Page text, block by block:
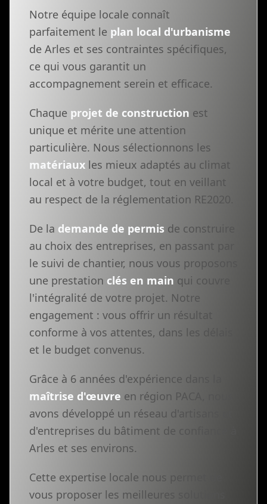
Notre équipe locale connaît
parfaitement le plan local d'urbanisme
de Arles et ses contraintes spécifiques,
ce qui vous garantit un
accompagnement serein et efficace.
Chaque projet de construction est
unique et mérite une attention
particulière. Nous sélectionnons les
matériaux les mieux adaptés au climat
local et à votre budget, tout en veillant
au respect de la réglementation RE2020.
De la demande de permis de construire
au choix des entreprises, en passant par
le suivi de chantier, nous vous proposons
une prestation clés en main qui couvre
l'intégralité de votre projet. Notre
engagement : vous offrir un résultat
conforme à vos attentes, dans les délais
et le budget convenus.
Grâce à 6 années d'expérience dans la
maîtrise d'œuvre en région PACA, nous
avons développé un réseau d'artisans et
d'entreprises du bâtiment de confiance à
Arles et ses environs.
Cette expertise locale nous permet de
vous proposer les meilleures solutions